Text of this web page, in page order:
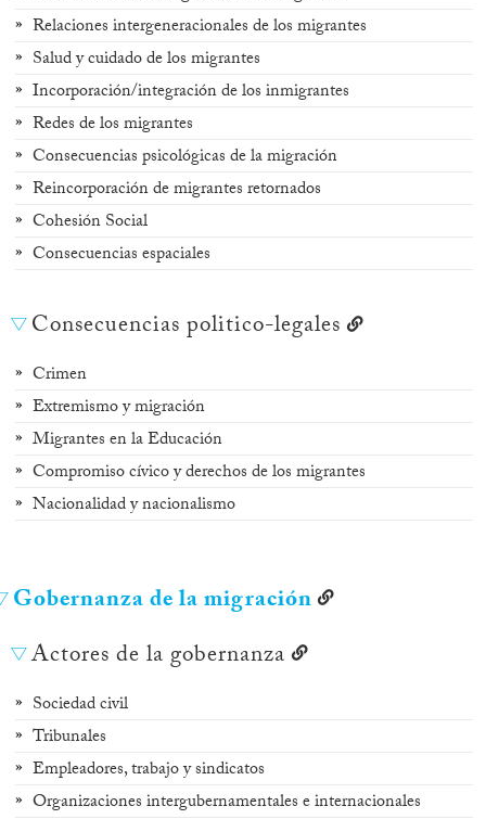
Relaciones intergeneracionales de los migrantes
Salud y cuidado de los migrantes
Incorporación/integración de los inmigrantes
Redes de los migrantes
Consecuencias psicológicas de la migración
Reincorporación de migrantes retornados
Cohesión Social
Consecuencias espaciales
Consecuencias politico-legales
Crimen
Extremismo y migración
Migrantes en la Educación
Compromiso cívico y derechos de los migrantes
Nacionalidad y nacionalismo
Gobernanza de la migración
Actores de la gobernanza
Sociedad civil
Tribunales
Empleadores, trabajo y sindicatos
Organizaciones intergubernamentales e internacionales